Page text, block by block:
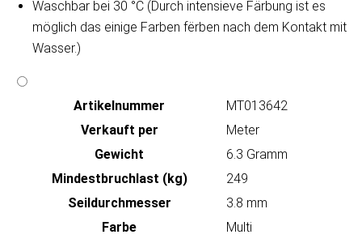
Waschbar bei 30 °C (Durch intensieve Färbung ist es
möglich das einige Farben fërben nach dem Kontakt mit
Wasser.)
Artikeln‌ummer
MT013642
Verkauft per
Meter
Gewicht
6.3 Gramm
Mindestbruchlast (kg)
249
Seildurchmesser
3.8 mm
Farbe
Multi